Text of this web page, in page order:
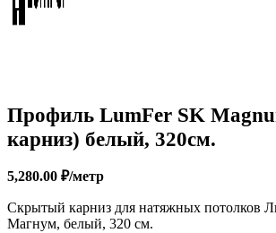
Профиль LumFer SK
карниз) белый, 320см.
5,280.00 ₽/метр
Скрытый карниз для натяжных потолков
Магнум, белый, 320 см.